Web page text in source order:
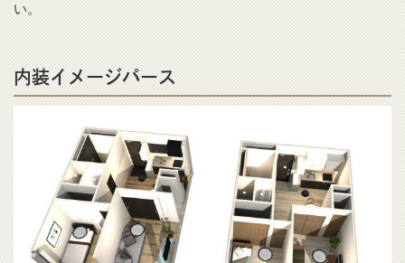
い。
内装イメージパース